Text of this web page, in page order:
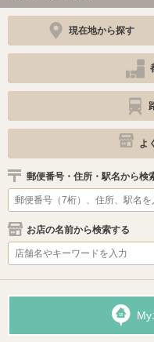
現在地から探す
よ
郵便番号・住所・駅名から検
お店の名前から検索する
My